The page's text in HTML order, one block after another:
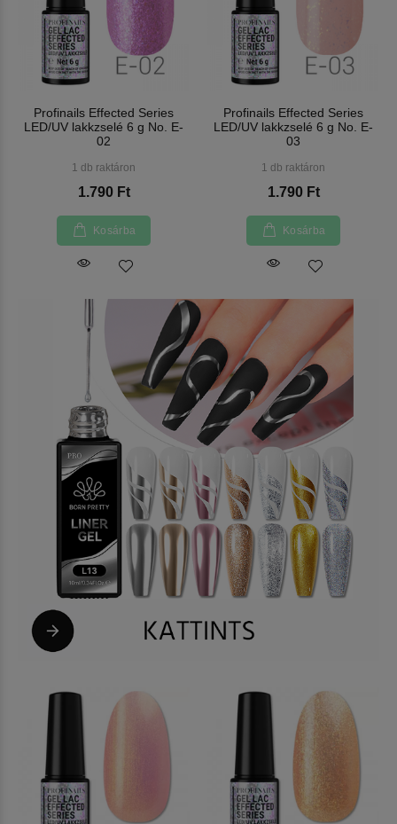
Profinails Effected Series
LED/UV lakkzselé 6 g No. E-
02
1 db raktáron
1.790 Ft
Kosárba
Profinails Effected Series
LED/UV lakkzselé 6 g No. E-
03
1 db raktáron
1.790 Ft
Kosárba